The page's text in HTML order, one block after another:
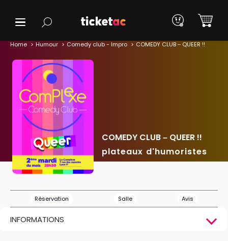
Home Humour Comedy club - Impro COMEDY CLUB – QUEER !!
COMEDY CLUB – QUEER !!
plateaux d'humoristes
Réservation Salle Avis
INFORMATIONS